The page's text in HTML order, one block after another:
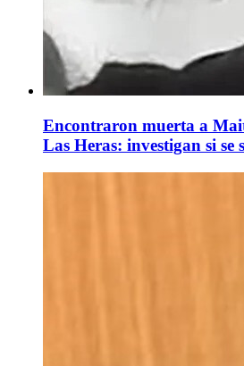
Encontraron muerta a
Las Heras: investigan si se